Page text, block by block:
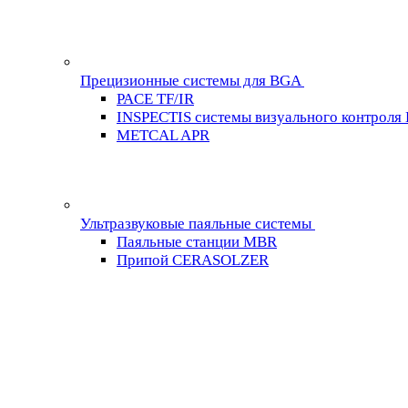
Прецизионные системы для BGA
PACE TF/IR
INSPECTIS системы визуального контроля
METCAL APR
Ультразвуковые паяльные системы
Паяльные станции MBR
Припой CERASOLZER